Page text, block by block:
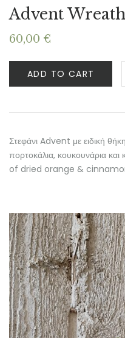
Advent Wreath
60,00 €
ADD TO CART
Στεφάνι Advent με ειδική
πορτοκάλια, κουκουνάρια
of dried orange &